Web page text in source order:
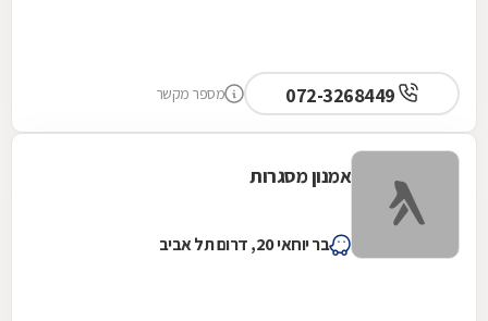
מספר מקשר
אמנון מסגרות
בר יוחאי 20, דרום תל אביב